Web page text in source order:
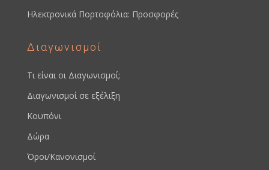
Ηλεκτρονικά Πορτοφόλια: Προσφορές
Διαγωνισμοί
Τι είναι οι Διαγωνισμοί;
Διαγωνισμοί σε εξέλιξη
Κουπόνι
Δώρα
Όροι/Κανονισμοί